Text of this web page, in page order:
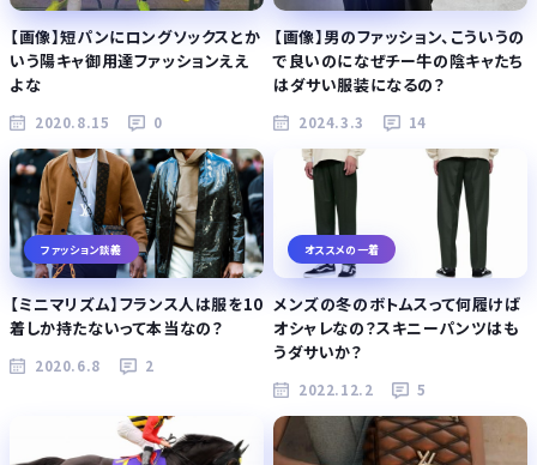
【画像】短パンにロングソックスとか
いう陽キャ御用達ファッションええ
よな
2020.8.15 0
【画像】男のファッション、こういうの
で良いのになぜチー牛の陰キャたち
はダサい服装になるの？
2024.3.3 14
ファッション談義
【ミニマリズム】フランス人は服を10
着しか持たないって本当なの？
2020.6.8 2
オススメの一着
メンズの冬のボトムスって何履けば
オシャレなの？スキニーパンツはも
うダサいか？
2022.12.2 5